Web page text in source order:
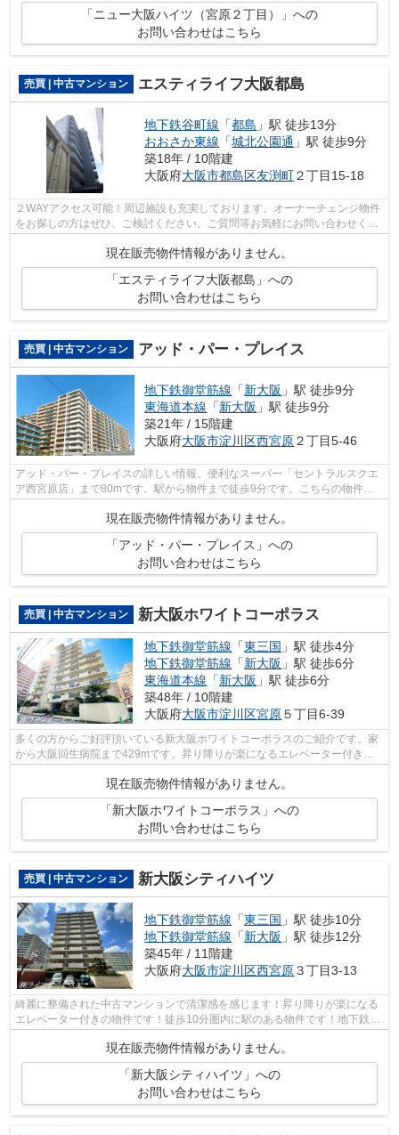
「ニュー大阪ハイツ（宮原２丁目）」への
お問い合わせはこちら
売買 | 中古マンション エスティライフ大阪都島
地下鉄谷町線 「都島 」駅 徒歩13分
おおさか東線 「城北公園通 」駅 徒歩9分
築18年 / 10階建
大阪府大阪市都島区友渕町２丁目15-18
２WAYアクセス可能！周辺施設も充実しております。オーナーチェンジ物件
をお探しの方はぜひ、ご検討ください。ご質問等お気軽にお問い合わせくだ
現在販売物件情報がありません。
「エスティライフ大阪都島」への
お問い合わせはこちら
売買 | 中古マンション アッド・パー・プレイス
地下鉄御堂筋線 「新大阪 」駅 徒歩9分
東海道本線 「新大阪 」駅 徒歩9分
築21年 / 15階建
大阪府大阪市淀川区西宮原２丁目5-46
アッド・パー・プレイスの詳しい情報。便利なスーパー「セントラルスクエ
ア西宮原店」まで80mです。駅から物件まで徒歩9分です。こちらの物件に
現在販売物件情報がありません。
「アッド・パー・プレイス」への
お問い合わせはこちら
売買 | 中古マンション 新大阪ホワイトコーポラス
地下鉄御堂筋線 「東三国 」駅 徒歩4分
地下鉄御堂筋線 「新大阪 」駅 徒歩6分
東海道本線 「新大阪 」駅 徒歩6分
築48年 / 10階建
大阪府大阪市淀川区宮原５丁目6-39
多くの方からご好評頂いている新大阪ホワイトコーポラスのご紹介です。家
から大阪回生病院まで429mです。昇り降りが楽になるエレベーター付きの
物件です。駅から徒歩4分の駅近物件です...
現在販売物件情報がありません。
「新大阪ホワイトコーポラス」への
お問い合わせはこちら
売買 | 中古マンション 新大阪シティハイツ
地下鉄御堂筋線 「東三国 」駅 徒歩10分
地下鉄御堂筋線 「新大阪 」駅 徒歩12分
築45年 / 11階建
大阪府大阪市淀川区西宮原３丁目3-13
綺麗に整備された中古マンションで清潔感を感じます！昇り降りが楽になる
エレベーター付きの物件です！徒歩10分圏内に駅のある物件です！地下鉄御
堂筋線東三国周辺で夢のマイホームを...
現在販売物件情報がありません。
「新大阪シティハイツ」への
お問い合わせはこちら